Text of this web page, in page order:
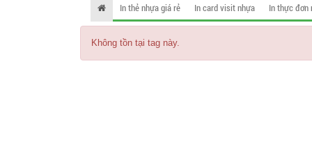
In thẻ nhựa giá rẻ In card visit nhựa In thực đơn
Không tồn tại tag này.